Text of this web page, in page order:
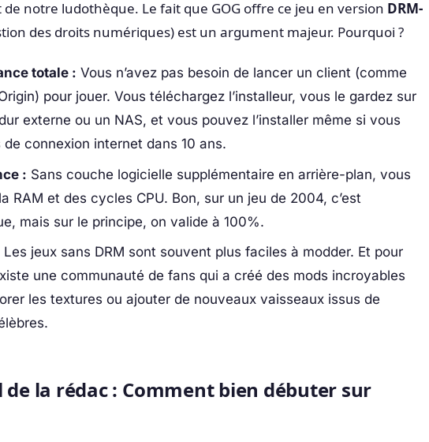
notre ludothèque. Le fait que GOG offre ce jeu en version DRM-
des droits numériques) est un argument majeur. Pourquoi ?
totale : Vous n’avez pas besoin de lancer un client (comme
pour jouer. Vous téléchargez l’installeur, vous le gardez sur
externe ou un NAS, et vous pouvez l’installer même si vous
de connexion internet dans 10 ans.
: Sans couche logicielle supplémentaire en arrière-plan, vous
RAM et des cycles CPU. Bon, sur un jeu de 2004, c’est
mais sur le principe, on valide à 100%.
Les jeux sans DRM sont souvent plus faciles à modder. Et pour
une communauté de fans qui a créé des mods incroyables
les textures ou ajouter de nouveaux vaisseaux issus de
de la rédac : Comment bien débuter sur